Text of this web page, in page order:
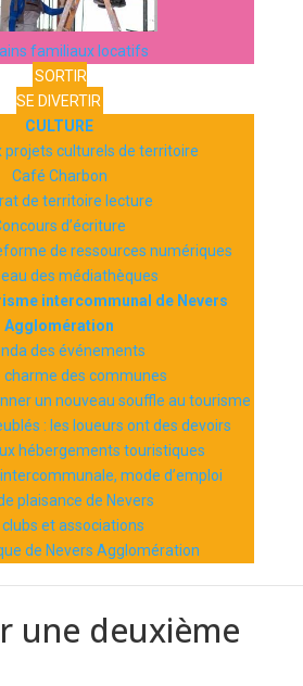
familiaux locatifs
SORTIR
SE DIVERTIR
CULTURE
projets culturels de territoire
Café Charbon
de territoire lecture
d’écriture
de ressources numériques
des médiathèques
intercommunal de Nevers
Agglomération
des événements
charme des communes
un nouveau souffle au tourisme
: les loueurs ont des devoirs
hébergements touristiques
mode d’emploi
plaisance de Nevers
clubs et associations
de Nevers Agglomération
une deuxième